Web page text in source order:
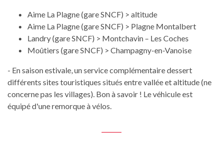
Aime La Plagne (gare SNCF) > altitude
Aime La Plagne (gare SNCF) > Plagne Montalbert
Landry (gare SNCF) > Montchavin – Les Coches
Moûtiers (gare SNCF) > Champagny-en-Vanoise
- En saison estivale, un service complémentaire dessert
différents sites touristiques situés entre vallée et altitude (ne
concerne pas les villages). Bon à savoir ! Le véhicule est
équipé d'une remorque à vélos.